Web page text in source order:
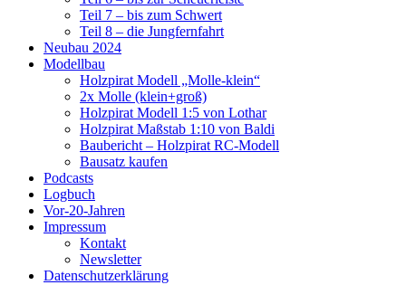
Teil 7 – bis zum Schwert
Teil 8 – die Jungfernfahrt
Neubau 2024
Modellbau
Holzpirat Modell „Molle-klein“
2x Molle (klein+groß)
Holzpirat Modell 1:5 von Lothar
Holzpirat Maßstab 1:10 von Baldi
Baubericht – Holzpirat RC-Modell
Bausatz kaufen
Podcasts
Logbuch
Vor-20-Jahren
Impressum
Kontakt
Newsletter
Datenschutzerklärung